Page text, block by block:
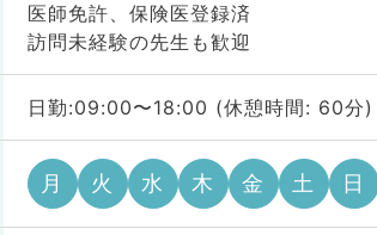
医師免許、保険医登録済
訪問未経験の先生も歓迎
日勤:09:00〜18:00 (休憩時間: 60分)
月 火 水 木 金 土 日